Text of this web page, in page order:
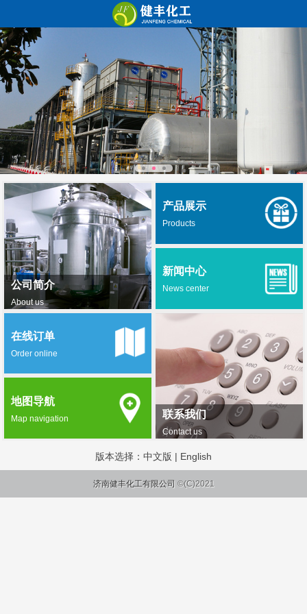
公司简介
About us
产品展示
Products
新闻中心
News center
联系我们
Contact us
在线订单
Order online
地图导航
Map navigation
版本选择： 中文版 | English
济南健丰化工有限公司 ©(C)2021